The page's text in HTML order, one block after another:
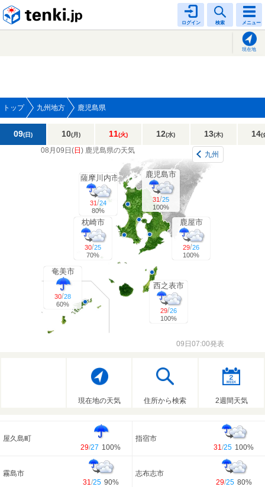
ログイン 検索 メニュー
現在地
トップ 九州地方 鹿児島県
09(日) 10(月) 11(火) 12(水) 13(木) 14(
09日07:00発表
08月09日(日 ) 鹿児島県の天気
鹿児島市
31/25
100%
鹿屋市
29/26
100%
奄美市
30/28
60%
薩摩川内市
31/24
80%
西之表市
29/26
100%
枕崎市
30/25
70%
九州
現在地の天気 住所から検索 2週間天気
屋久島町
29/27 100%
指宿市
31/25 100%
霧島市
31/25 90%
志布志市
29/25 80%